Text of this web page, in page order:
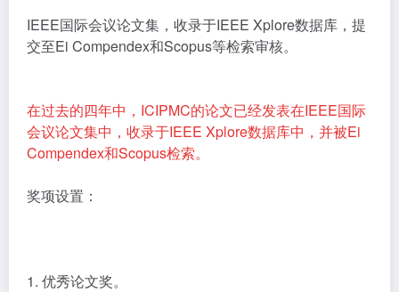
IEEE国际会议论文集，收录于IEEE Xplore数据库，提
交至Ei Compendex和Scopus等检索审核。
在过去的四年中，ICIPMC的论文已经发表在IEEE国际
会议论文集中，收录于IEEE Xplore数据库中，并被Ei
Compendex和Scopus检索。
奖项设置：
1. 优秀论文奖。